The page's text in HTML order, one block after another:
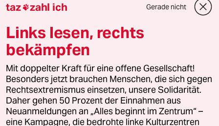
Downloads für Abonnierende
© 2026 taz Verlags und Vertriebs GmbH
Alle Rechte vorbehalten. Bei rechtlichen Fragen oder für Genehmigungen
wenden Sie sich bitte an
lizenzen@taz.de
Feedback Redaktionsstatut Kommune-Richtlinien
taz zahl ich Gerade nicht
Links lesen, rechts
bekämpfen
Mit doppelter Kraft für eine offene Gesellschaft!
Besonders jetzt brauchen Menschen, die sich gegen
Rechtsextremismus einsetzen, unsere Solidarität.
Daher gehen 50 Prozent der Einnahmen aus
Neuanmeldungen an „Alles beginnt im Zentrum“ –
eine Kampagne, die bedrohte linke Kulturzentren